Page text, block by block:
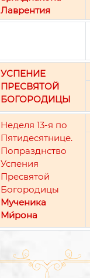
Лаврентия
УСПЕНИЕ
ПРЕСВЯТОЙ
БОГОРОДИЦЫ
Неделя 13-я по
Пятидесятнице.
Попразднство
Успения
Пресвятой
Богородицы
Мученика
Ми́рона